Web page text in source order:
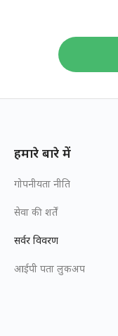
हमारे बारे में
गोपनीयता नीति
सेवा की शर्तें
सर्वर विवरण
आईपी पता लुकअप